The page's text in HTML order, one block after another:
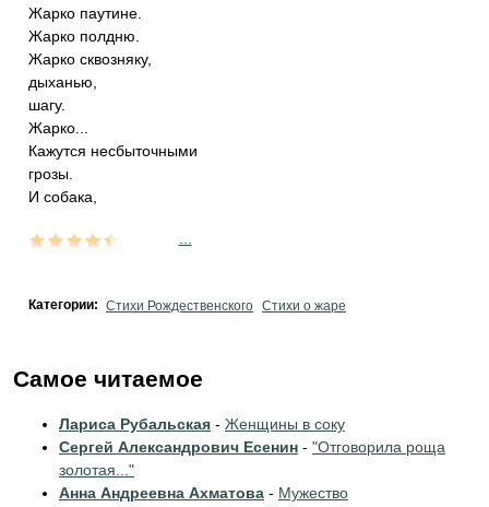
Жарко паутине.
Жарко полдню.
Жарко сквозняку,
дыханью,
шагу.
Жарко...
Кажутся несбыточными
грозы.
И собака,
Категории: Стихи Рождественского Стихи о жаре
Самое читаемое
Лариса Рубальская - Женщины в соку
Сергей Александрович Есенин - "Отговорила роща
золотая..."
Анна Андреевна Ахматова - Мужество